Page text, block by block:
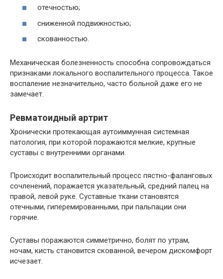
отечностью;
сниженной подвижностью;
скованностью.
Механическая болезненность способна сопровождаться
признаками локального воспалительного процесса. Такое
воспаление незначительно, часто больной даже его не
замечает.
Ревматоидный артрит
Хронически протекающая аутоиммунная системная
патология, при которой поражаются мелкие, крупные
суставы с внутренними органами.
Происходит воспалительный процесс пястно-фаланговых
сочленений, поражается указательный, средний палец на
правой, левой руке. Суставные ткани становятся
отечными, гиперемированными, при пальпации они
горячие.
Суставы поражаются симметрично, болят по утрам,
ночам, кисть становится скованной, вечером дискомфорт
исчезает.